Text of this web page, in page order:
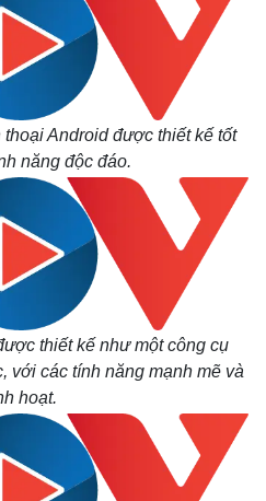
Multimedia
Video
E-Magazine
Infographic
Android được thiết kế tốt
năng độc đáo.
thiết kế như một công cụ
với các tính năng mạnh mẽ và
hoạt.